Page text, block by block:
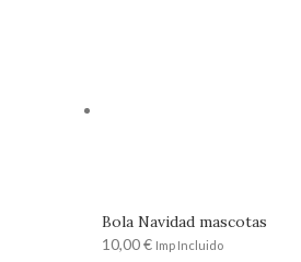
Bola Navidad mascotas
10,00€ Imp Incluido